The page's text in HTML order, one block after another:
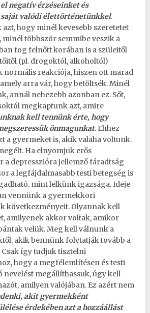
negatív érzéseinket és
valódi élettörténetünkkel.
hogy minél kevesebb szeretetet
többször semmibe veszik a
fog felnőtt korában is a szüleitől
(pl. drogoktól, alkoholtól)
normális reakciója, hiszen ott marad
arra vár, hogy betöltsék. Minél
annál nehezebb azonban ez. Sőt,
megkaptunk azt, amire
kell tennünk érte, hogy
önmagunkat. Ehhez
a gyermeket is, akik valaha voltunk.
Ha elnyomjuk erős
a depresszióra jellemző fáradtság
a legfájdalmasabb testi betegség is
mint lelkünk igazsága. Ideje
vennünk a gyermekkori
következményeit. Olyannak kell
amilyenek akkor voltak, amikor
velük. Meg kell válnunk a
akik bennünk folytatják tovább a
így tudjuk tisztelni
hogy a megfélemlítésen és testi
nevelést megállíthassuk, úgy kell
amilyen valójában. Ez azért nem
akit gyermekként
érdekében azt a hozzáállást